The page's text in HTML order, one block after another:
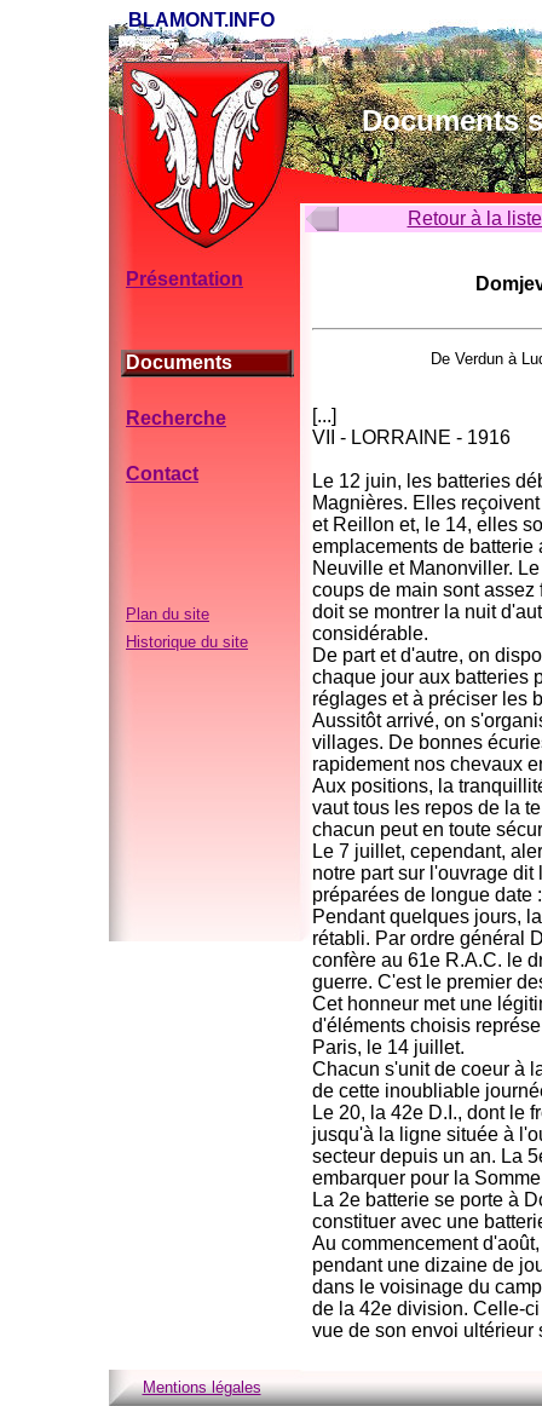
BLAMONT.INFO
Documents
Présentation
Documents
Recherche
Contact
Plan du site
Historique du site
Retour à la
De Verdun à
[...]
VII - LORRAINE - 1916
Le 12 juin, les batteries
Magnières. Elles
et Reillon et, le 14, elles
emplacements de batterie
Neuville et Manonviller.
coups de main sont assez
doit se montrer la nuit
considérable.
De part et d'autre, on
chaque jour aux batteries
réglages et à préciser les
Aussitôt arrivé, on
villages. De bonnes
rapidement nos chevaux
Aux positions, la
vaut tous les repos de la
chacun peut en toute
Le 7 juillet, cependant,
notre part sur l'ouvrage
préparées de longue date
Pendant quelques jours,
rétabli. Par ordre général
confère au 61e R.A.C. le
guerre. C'est le premier
Cet honneur met une
d'éléments choisis
Paris, le 14 juillet.
Chacun s'unit de coeur à
de cette inoubliable
Le 20, la 42e D.I., dont le
jusqu'à la ligne située à
secteur depuis un an. La
embarquer pour la
La 2e batterie se porte à
constituer avec une
Au commencement
pendant une dizaine de
dans le voisinage du
de la 42e division. Celle-
vue de son envoi ultérieur
Mentions légales